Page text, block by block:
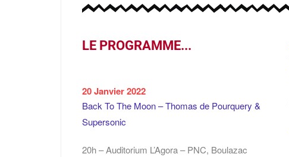
LE PROGRAMME...
20 Janvier 2022
Back To The Moon – Thomas de Pourquery &
Supersonic
20h – Auditorium L’Agora – PNC, Boulazac